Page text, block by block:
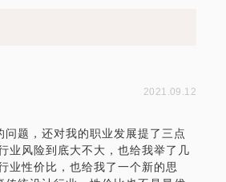
2021.09.12
题，还对我的职业发展提了三点
业风险到底大不大，也给我举了几
业性价比，也给我了一个新的思